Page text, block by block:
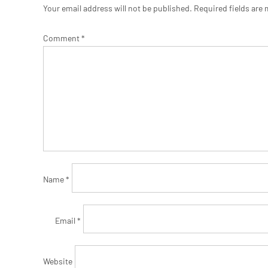
Your email address will not be published. Required fields are
Comment*
Name*
Email *
Website